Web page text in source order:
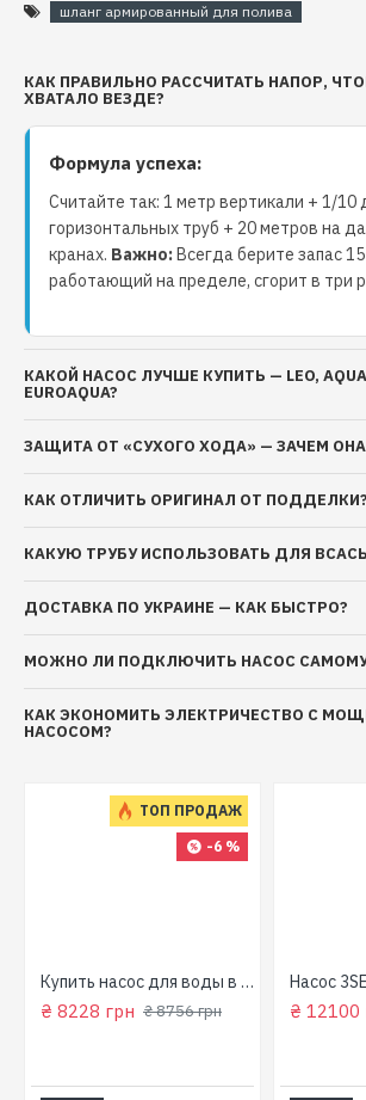
шланг армированный для полива
КАК ПРАВИЛЬНО РАССЧИТАТЬ НАПОР,
ХВАТАЛО ВЕЗДЕ?
Формула успеха:
Считайте так: 1 метр вертикали + 1/10
горизонтальных труб + 20 метров на
кранах. Важно:Всегда берите запас
работающий на пределе, сгорит в три
КАКОЙ НАСОС ЛУЧШЕ КУПИТЬ — LEO,
EUROAQUA?
ЗАЩИТА ОТ «СУХОГО ХОДА» — ЗАЧЕМ
КАК ОТЛИЧИТЬ ОРИГИНАЛ ОТ ПОДДЕЛКИ?
КАКУЮ ТРУБУ ИСПОЛЬЗОВАТЬ ДЛЯ
ДОСТАВКА ПО УКРАИНЕ — КАК БЫСТРО?
МОЖНО ЛИ ПОДКЛЮЧИТЬ НАСОС
КАК ЭКОНОМИТЬ ЭЛЕКТРИЧЕСТВО С
НАСОСОМ?
ТОП ПРОДАЖ
-6 %
Купить насос для воды в колодец (800 Вт, напор: 43м, производит: 90 л/мин) GARDEN 1000-4-Robot "NPO"
₴ 8228 грн ₴ 8756 грн ₴ 12100